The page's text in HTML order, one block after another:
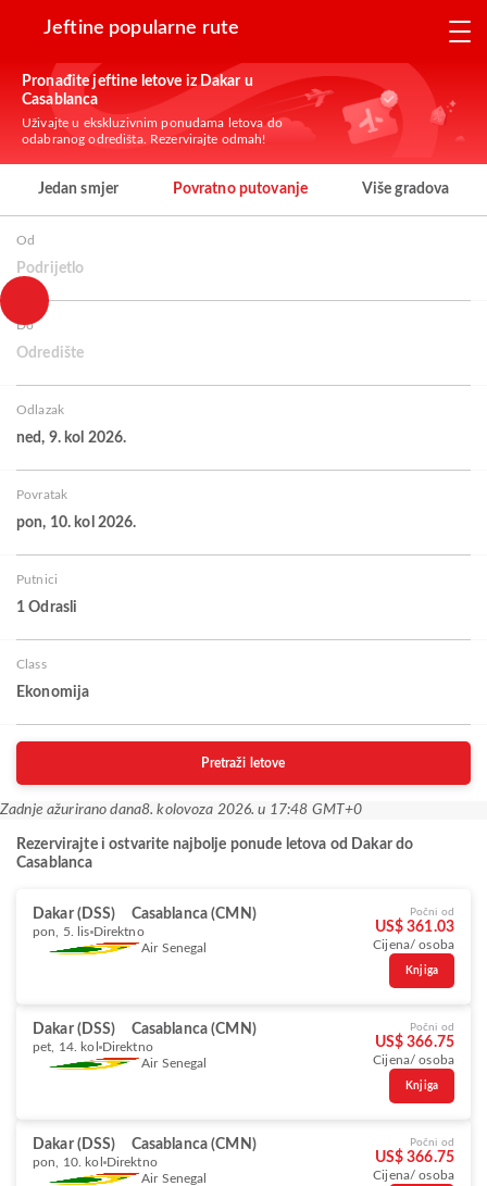
Jeftine popularne rute
Pronađite jeftine letove iz Dakar u
Casablanca
Uživajte u ekskluzivnim ponudama letova do
odabranog odredišta. Rezervirajte odmah!
Jedan smjer Povratno putovanje Više gradova
Od
Podrijetlo
Do
Odredište
Odlazak
ned, 9. kol 2026.
Povratak
pon, 10. kol 2026.
Putnici
1 Odrasli
Class
Ekonomija
Pretraži letove
Zadnje ažurirano dana8. kolovoza 2026. u 17:48 GMT+0
Rezervirajte i ostvarite najbolje ponude letova od Dakar do
Casablanca
Dakar (DSS) Casablanca (CMN)
pon, 5. lis Direktno
Air Senegal
Počni od
US$ 361.03
Cijena/ osoba
Knjiga
Dakar (DSS) Casablanca (CMN)
pet, 14. kol Direktno
Air Senegal
Počni od
US$ 366.75
Cijena/ osoba
Knjiga
Dakar (DSS) Casablanca (CMN)
pon, 10. kol Direktno
Air Senegal
Počni od
US$ 366.75
Cijena/ osoba